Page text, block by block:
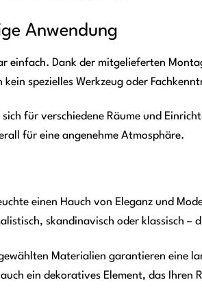
Anwendung
einfach. Dank der mitgelieferten
spezielles Werkzeug oder
für verschiedene Räume und
für eine angenehme Atmosphäre.
einen Hauch von Eleganz und
skandinavisch oder klassisch –
Materialien garantieren eine
ein dekoratives Element, das Ihren